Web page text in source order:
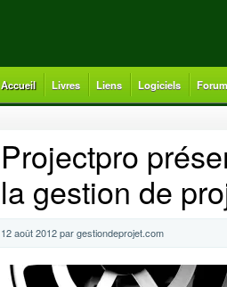
Accueil Livres Liens Logiciels
Projectpro
la gestion de
12 août 2012 par gestiondeprojet.com